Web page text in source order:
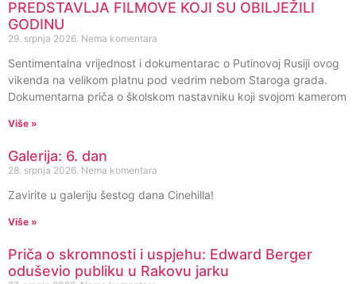
PREDSTAVLJA FILMOVE KOJI SU OBILJEŽILI
GODINU
29. srpnja 2026. Nema komentara
Sentimentalna vrijednost i dokumentarac o Putinovoj Rusiji ovog
vikenda na velikom platnu pod vedrim nebom Staroga grada.
Dokumentarna priča o školskom nastavniku koji svojom kamerom
Više »
Galerija: 6. dan
28. srpnja 2026. Nema komentara
Zavirite u galeriju šestog dana Cinehilla!
Više »
Priča o skromnosti i uspjehu: Edward Berger
oduševio publiku u Rakovu jarku